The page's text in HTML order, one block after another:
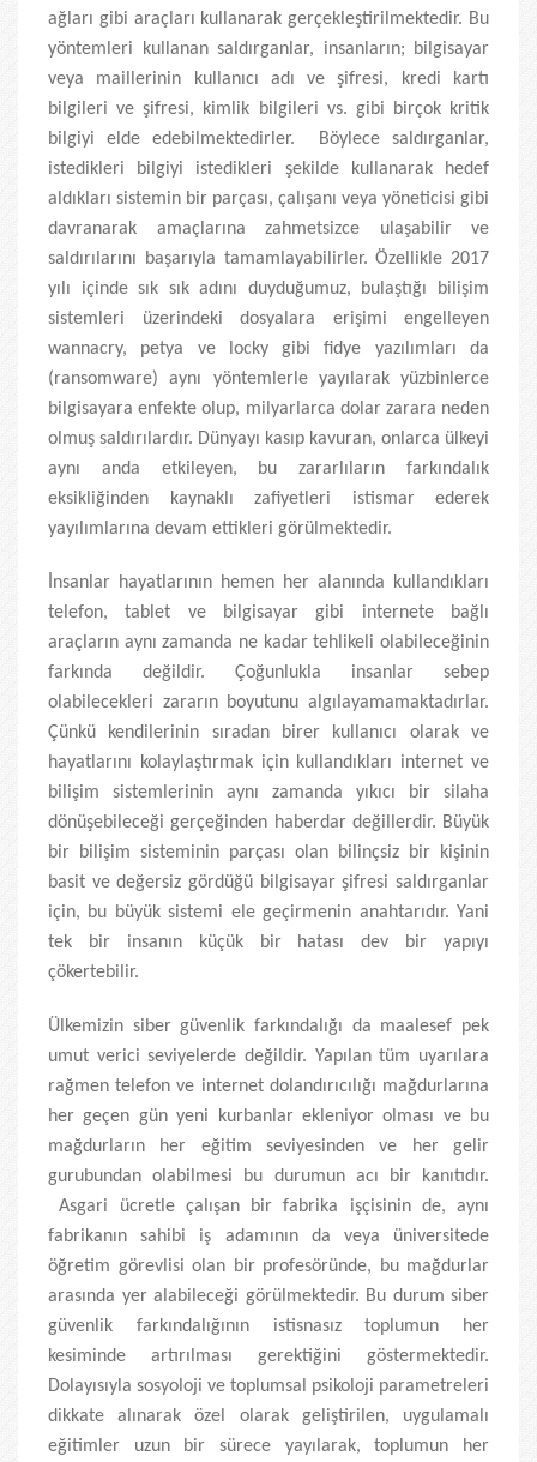
ağları gibi araçları kullanarak gerçekleştirilmektedir. Bu
yöntemleri kullanan saldırganlar, insanların; bilgisayar
veya maillerinin kullanıcı adı ve şifresi, kredi kartı
bilgileri ve şifresi, kimlik bilgileri vs. gibi birçok kritik
bilgiyi elde edebilmektedirler. Böylece saldırganlar,
istedikleri bilgiyi istedikleri şekilde kullanarak hedef
aldıkları sistemin bir parçası, çalışanı veya yöneticisi gibi
davranarak amaçlarına zahmetsizce ulaşabilir ve
saldırılarını başarıyla tamamlayabilirler. Özellikle 2017
yılı içinde sık sık adını duyduğumuz, bulaştığı bilişim
sistemleri üzerindeki dosyalara erişimi engelleyen
wannacry, petya ve locky gibi fidye yazılımları da
(ransomware) aynı yöntemlerle yayılarak yüzbinlerce
bilgisayara enfekte olup, milyarlarca dolar zarara neden
olmuş saldırılardır. Dünyayı kasıp kavuran, onlarca ülkeyi
aynı anda etkileyen, bu zararlıların farkındalık
eksikliğinden kaynaklı zafiyetleri istismar ederek
yayılımlarına devam ettikleri görülmektedir.
İnsanlar hayatlarının hemen her alanında kullandıkları
telefon, tablet ve bilgisayar gibi internete bağlı
araçların aynı zamanda ne kadar tehlikeli olabileceğinin
farkında değildir. Çoğunlukla insanlar sebep
olabilecekleri zararın boyutunu algılayamamaktadırlar.
Çünkü kendilerinin sıradan birer kullanıcı olarak ve
hayatlarını kolaylaştırmak için kullandıkları internet ve
bilişim sistemlerinin aynı zamanda yıkıcı bir silaha
dönüşebileceği gerçeğinden haberdar değillerdir. Büyük
bir bilişim sisteminin parçası olan bilinçsiz bir kişinin
basit ve değersiz gördüğü bilgisayar şifresi saldırganlar
için, bu büyük sistemi ele geçirmenin anahtarıdır. Yani
tek bir insanın küçük bir hatası dev bir yapıyı
çökertebilir.
Ülkemizin siber güvenlik farkındalığı da maalesef pek
umut verici seviyelerde değildir. Yapılan tüm uyarılara
rağmen telefon ve internet dolandırıcılığı mağdurlarına
her geçen gün yeni kurbanlar ekleniyor olması ve bu
mağdurların her eğitim seviyesinden ve her gelir
gurubundan olabilmesi bu durumun acı bir kanıtıdır.
Asgari ücretle çalışan bir fabrika işçisinin de, aynı
fabrikanın sahibi iş adamının da veya üniversitede
öğretim görevlisi olan bir profesöründe, bu mağdurlar
arasında yer alabileceği görülmektedir. Bu durum siber
güvenlik farkındalığının istisnasız toplumun her
kesiminde artırılması gerektiğini göstermektedir.
Dolayısıyla sosyoloji ve toplumsal psikoloji parametreleri
dikkate alınarak özel olarak geliştirilen, uygulamalı
eğitimler uzun bir sürece yayılarak, toplumun her